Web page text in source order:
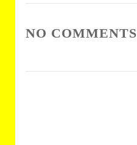
NO COMMENTS